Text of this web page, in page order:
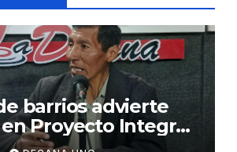
barrios advierte
Proyecto Integral
Alcantarillado para